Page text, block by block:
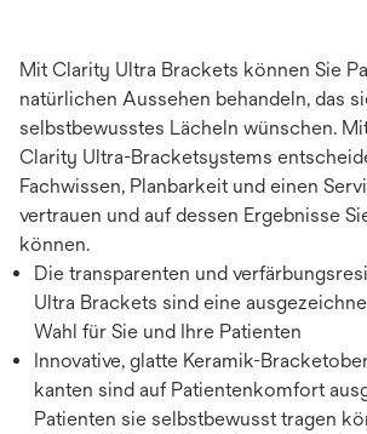
Mit Clarity Ultra Brackets können Sie
natürlichen Aussehen behandeln, das
selbstbewusstes Lächeln wünschen.
Clarity Ultra-Bracketsystems
Fachwissen, Planbarkeit und einen
vertrauen und auf dessen Ergebnisse
können.
Die transparenten und
Ultra Brackets sind eine
Wahl für Sie und Ihre Patienten
Innovative, glatte Keramik-
kanten sind auf Patientenkomfort
Patienten sie selbstbewusst tragen